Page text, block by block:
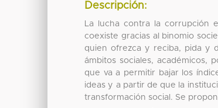
Descripción:
La lucha contra la corrupción
coexiste gracias al binomio
quien ofrezca y reciba, pida y
ámbitos sociales, académicos,
que va a permitir bajar los
ideas y a partir de que la
transformación social. Se